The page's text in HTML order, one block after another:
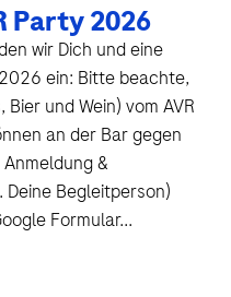
Party 2026
wir Dich und eine
ein: Bitte beachte,
und Wein) vom AVR
an der Bar gegen
&
Deine Begleitperson)
Formular...